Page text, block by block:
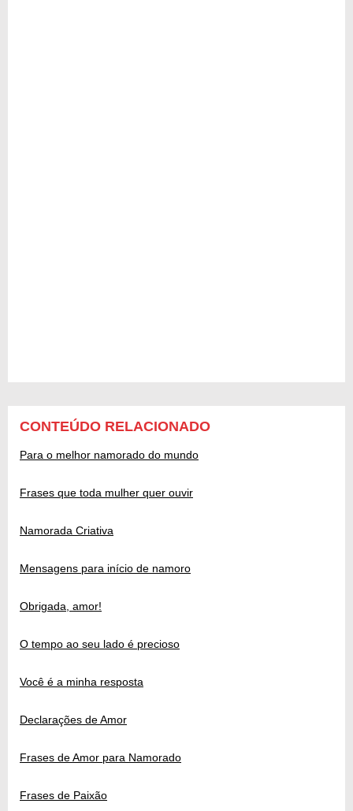
CONTEÚDO RELACIONADO
Para o melhor namorado do mundo
Frases que toda mulher quer ouvir
Namorada Criativa
Mensagens para início de namoro
Obrigada, amor!
O tempo ao seu lado é precioso
Você é a minha resposta
Declarações de Amor
Frases de Amor para Namorado
Frases de Paixão